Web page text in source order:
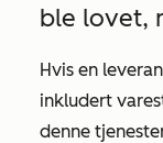
ble lovet,
Hvis en
inkludert
denne